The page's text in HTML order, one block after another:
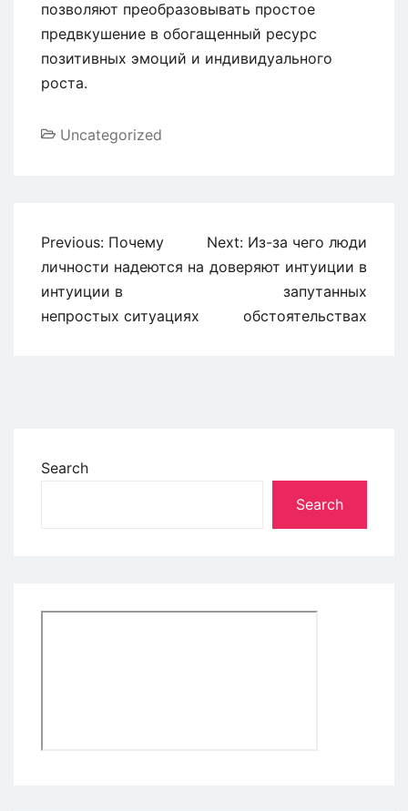
позволяют преобразовывать простое
предвкушение в обогащенный ресурс
позитивных эмоций и индивидуального
роста.
Uncategorized
Previous: Почему
личности надеются на
интуиции в
непростых ситуациях
Next: Из-за чего люди
доверяют интуиции в
запутанных
обстоятельствах
Search
Search